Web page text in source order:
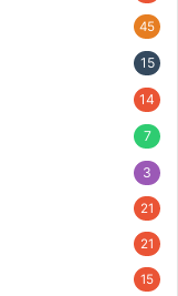
45
15
14
7
3
21
21
15